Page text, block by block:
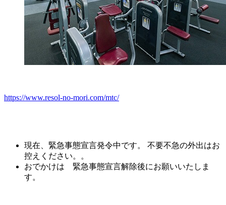
https://www.resol-no-mori.com/mtc/
現在、緊急事態宣言発令中です。 不要不急の外出はお
控えください。。
おでかけは 緊急事態宣言解除後にお願いいたしま
す。